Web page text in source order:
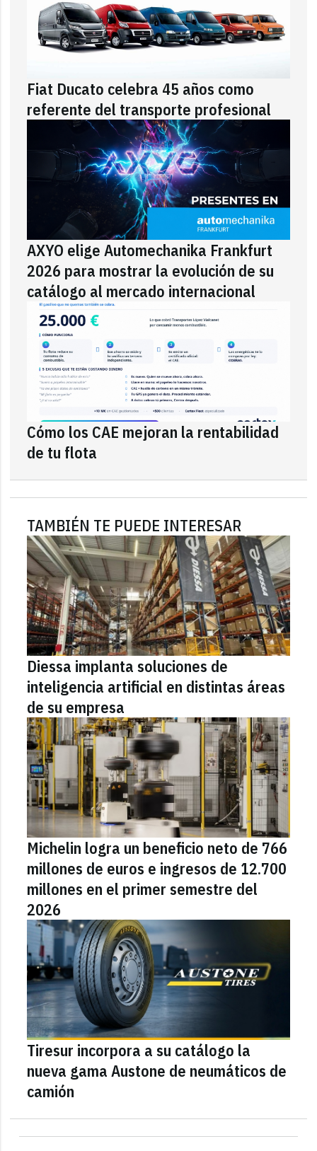
Fiat Ducato celebra 45 años como
referente del transporte profesional
AXYO elige Automechanika Frankfurt
2026 para mostrar la evolución de su
catálogo al mercado internacional
Cómo los CAE mejoran la rentabilidad
de tu flota
TAMBIÉN TE PUEDE INTERESAR
Diessa implanta soluciones de
inteligencia artificial en distintas áreas
de su empresa
Michelin logra un beneficio neto de 766
millones de euros e ingresos de 12.700
millones en el primer semestre del
2026
Tiresur incorpora a su catálogo la
nueva gama Austone de neumáticos de
camión